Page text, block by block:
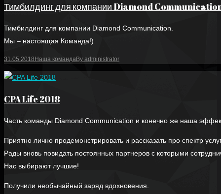
Тимбилдинг для компании Diamond
Тимбилдинг для компании Diamond Communication.
Мы – настоящая Команда!)
31.05.2018 Наша командаBy administrator
CPA Life 2018
Часть команды Diamond Communication и конечно же наша
Приятно лично продемонстрировать и рассказать про спектр
Рады вновь повидать постоянных партнеров с которыми
Нас выбирают лучшие!
Получили необычайный заряд вдохновения.